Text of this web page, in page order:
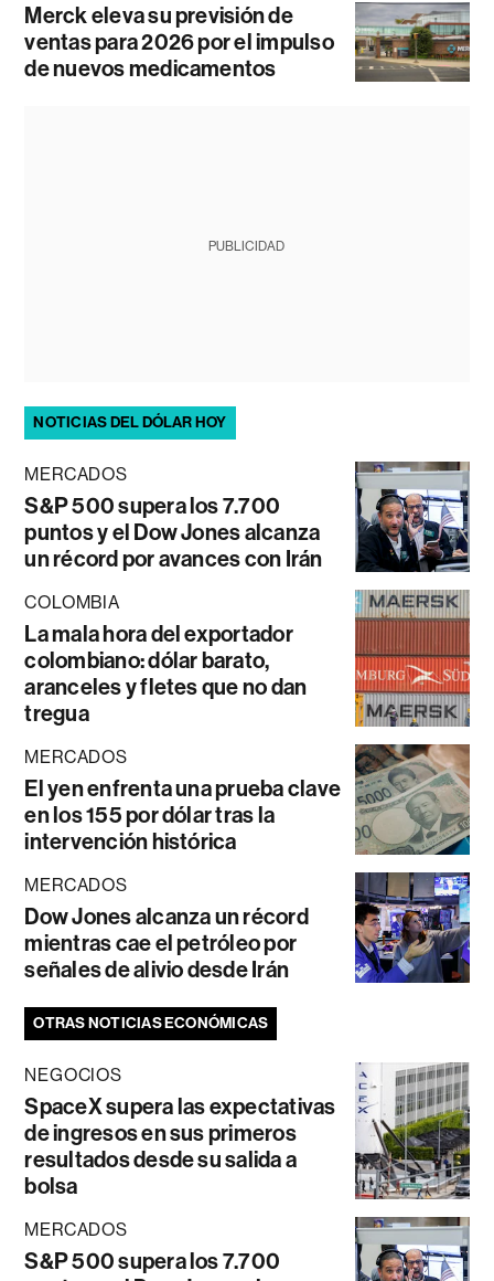
Merck eleva su previsión de
ventas para 2026 por el impulso
de nuevos medicamentos
PUBLICIDAD
NOTICIAS DEL DÓLAR HOY
MERCADOS
S&P 500 supera los 7.700
puntos y el Dow Jones alcanza
un récord por avances con Irán
COLOMBIA
La mala hora del exportador
colombiano: dólar barato,
aranceles y fletes que no dan
tregua
MERCADOS
El yen enfrenta una prueba clave
en los 155 por dólar tras la
intervención histórica
MERCADOS
Dow Jones alcanza un récord
mientras cae el petróleo por
señales de alivio desde Irán
OTRAS NOTICIAS ECONÓMICAS
NEGOCIOS
SpaceX supera las expectativas
de ingresos en sus primeros
resultados desde su salida a
bolsa
MERCADOS
S&P 500 supera los 7.700